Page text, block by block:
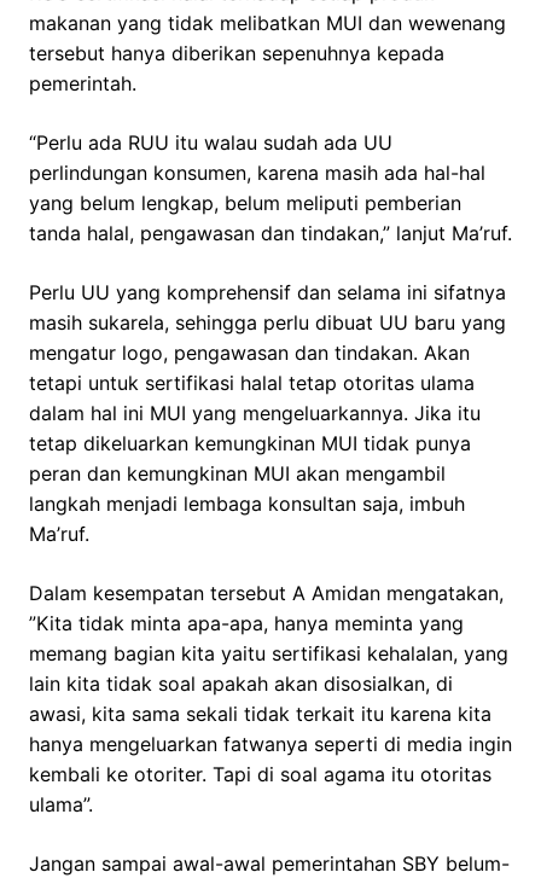
makanan yang tidak melibatkan MUI dan wewenang
tersebut hanya diberikan sepenuhnya kepada
pemerintah.
“Perlu ada RUU itu walau sudah ada UU
perlindungan konsumen, karena masih ada hal-hal
yang belum lengkap, belum meliputi pemberian
tanda halal, pengawasan dan tindakan,” lanjut Ma’ruf.
Perlu UU yang komprehensif dan selama ini sifatnya
masih sukarela, sehingga perlu dibuat UU baru yang
mengatur logo, pengawasan dan tindakan. Akan
tetapi untuk sertifikasi halal tetap otoritas ulama
dalam hal ini MUI yang mengeluarkannya. Jika itu
tetap dikeluarkan kemungkinan MUI tidak punya
peran dan kemungkinan MUI akan mengambil
langkah menjadi lembaga konsultan saja, imbuh
Ma’ruf.
Dalam kesempatan tersebut A Amidan mengatakan,
”Kita tidak minta apa-apa, hanya meminta yang
memang bagian kita yaitu sertifikasi kehalalan, yang
lain kita tidak soal apakah akan disosialkan, di
awasi, kita sama sekali tidak terkait itu karena kita
hanya mengeluarkan fatwanya seperti di media ingin
kembali ke otoriter. Tapi di soal agama itu otoritas
ulama”.
Jangan sampai awal-awal pemerintahan SBY belum-